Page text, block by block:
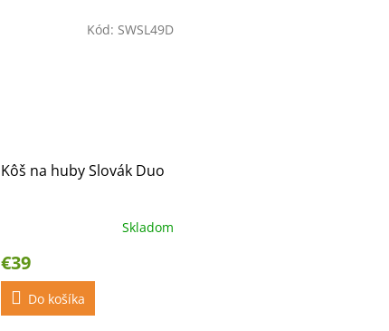
Kôš na huby Slovák Duo
Skladom
€39
Do košíka
Kód: SWSL49D